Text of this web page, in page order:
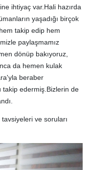
ihtiyaç var.Hali hazırda
yaşadığı birçok
takip edip hem
paylaşmamız
dönüp bakıyoruz,
da hemen kulak
beraber
edermiş.Bizlerin de
ve soruları